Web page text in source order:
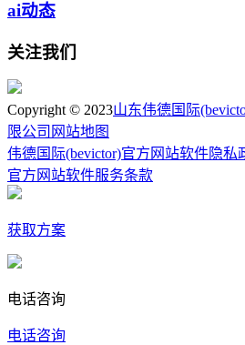
ai动态
关注我们
Copyright © 2023山东伟德国际
限公司 网站地图
伟德国际(bevictor)官方网站软件隐私
官方网站软件服务条款
获取方案
电话咨询
电话咨询